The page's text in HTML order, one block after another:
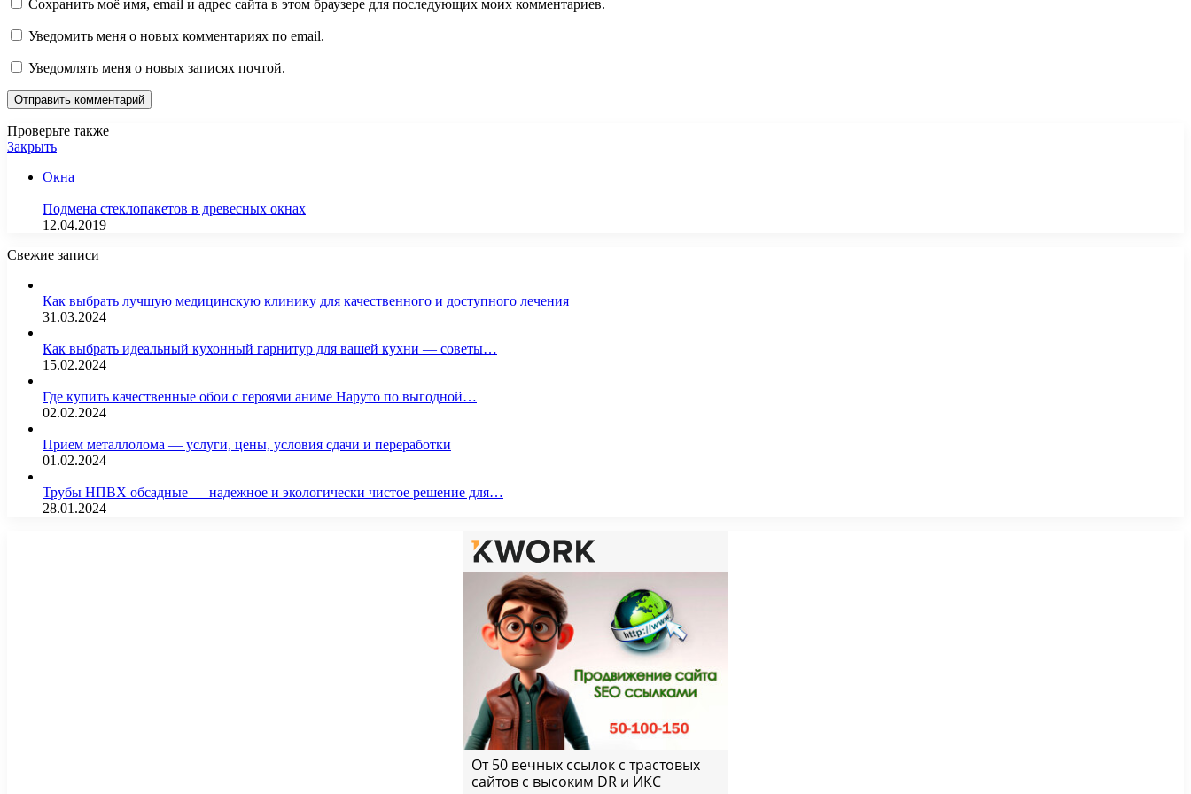
Сохранить моё имя, email и адрес сайта в этом браузере для последующих моих комментариев.
Уведомить меня о новых комментариях по email.
Уведомлять меня о новых записях почтой.
Проверьте также
Закрыть
Окна
Подмена стеклопакетов в древесных окнах
12.04.2019
Свежие записи
Как выбрать лучшую медицинскую клинику для качественного и доступного лечения
31.03.2024
Как выбрать идеальный кухонный гарнитур для вашей кухни — советы…
15.02.2024
Где купить качественные обои с героями аниме Наруто по выгодной…
02.02.2024
Прием металлолома — услуги, цены, условия сдачи и переработки
01.02.2024
Трубы НПВХ обсадные — надежное и экологически чистое решение для…
28.01.2024